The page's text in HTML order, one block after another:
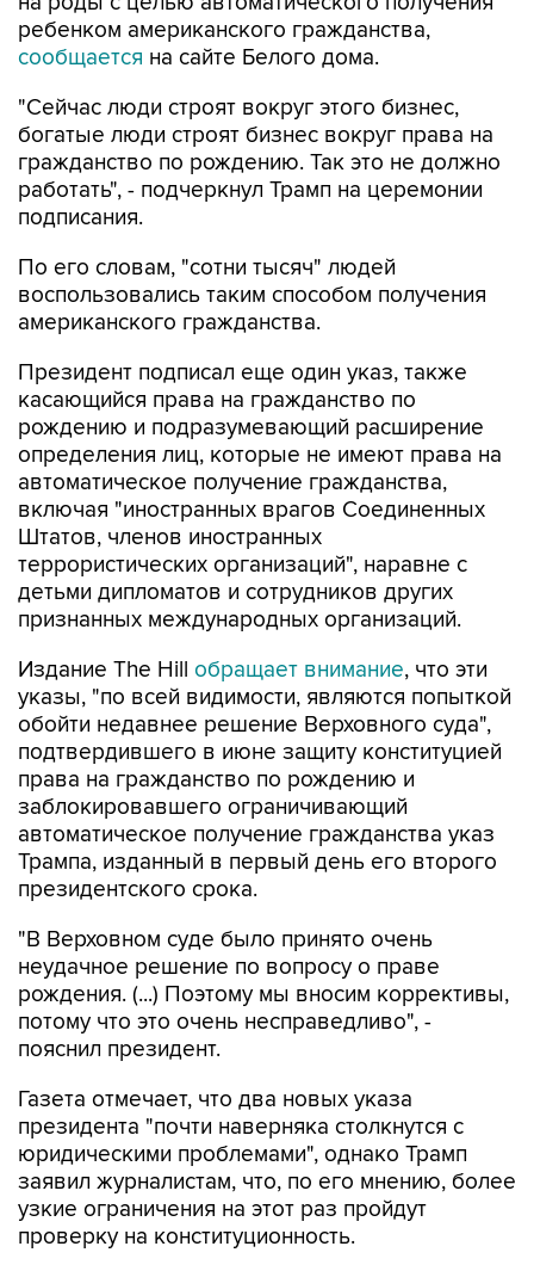
ребенком американского гражданства,
сообщается на сайте Белого дома.
"Сейчас люди строят вокруг этого бизнес,
богатые люди строят бизнес вокруг права на
гражданство по рождению. Так это не должно
работать", - подчеркнул Трамп на церемонии
подписания.
По его словам, "сотни тысяч" людей
воспользовались таким способом получения
американского гражданства.
Президент подписал еще один указ, также
касающийся права на гражданство по
рождению и подразумевающий расширение
определения лиц, которые не имеют права на
автоматическое получение гражданства,
включая "иностранных врагов Соединенных
Штатов, членов иностранных
террористических организаций", наравне с
детьми дипломатов и сотрудников других
признанных международных организаций.
Издание The Hill обращает внимание, что эти
указы, "по всей видимости, являются попыткой
обойти недавнее решение Верховного суда",
подтвердившего в июне защиту конституцией
права на гражданство по рождению и
заблокировавшего ограничивающий
автоматическое получение гражданства указ
Трампа, изданный в первый день его второго
президентского срока.
"В Верховном суде было принято очень
неудачное решение по вопросу о праве
рождения. (...) Поэтому мы вносим коррективы,
потому что это очень несправедливо", -
пояснил президент.
Газета отмечает, что два новых указа
президента "почти наверняка столкнутся с
юридическими проблемами", однако Трамп
заявил журналистам, что, по его мнению, более
узкие ограничения на этот раз пройдут
проверку на конституционность.